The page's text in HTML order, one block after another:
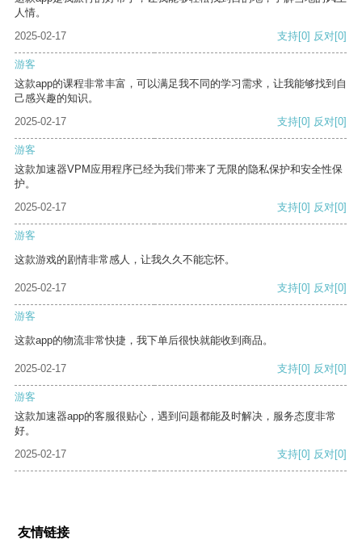
人情。
2025-02-17
支持[0] 反对[0]
游客
这款app的课程非常丰富，可以满足我不同的学习需求，让我能够找到自
己感兴趣的知识。
2025-02-17
支持[0] 反对[0]
游客
这款加速器VPM应用程序已经为我们带来了无限的隐私保护和安全性保
护。
2025-02-17
支持[0] 反对[0]
游客
这款游戏的剧情非常感人，让我久久不能忘怀。
2025-02-17 支持[0] 反对[0]
游客
这款app的物流非常快捷，我下单后很快就能收到商品。
2025-02-17 支持[0] 反对[0]
游客
这款加速器app的客服很贴心，遇到问题都能及时解决，服务态度非常
好。
2025-02-17
支持[0] 反对[0]
友情链接